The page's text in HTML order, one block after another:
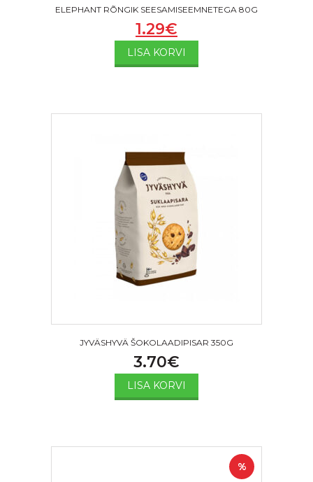
ELEPHANT RÕNGIK SEESAMISEEMNETEGA 80G
1.29€
LISA KORVI
JYVÄSHYVÄ ŠOKOLAADIPISAR 350G
3.70€
LISA KORVI
%